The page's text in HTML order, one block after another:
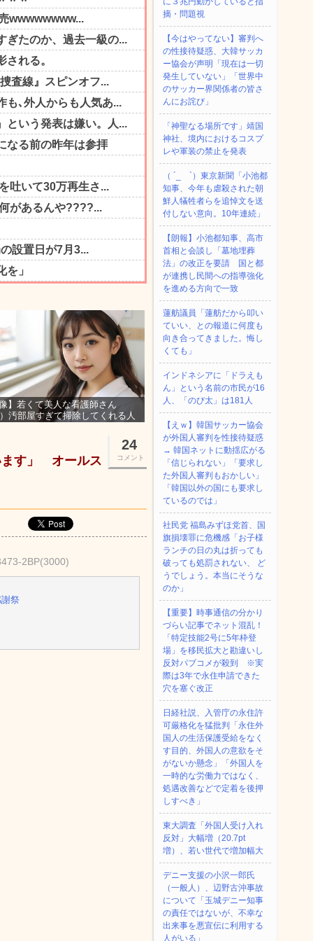
】若くて美人な看護師さん
汚部屋すぎて掃除してくれる人
24
コメント
ます」 オールス
2BP(3000)
祭
摘・問題視
【今はやってない】審判へ
の性接待疑惑、大韓サッカ
ー協会が声明「現在は一切
発生していない」「世界中
のサッカー界関係者の皆さ
んにお詫び」
「神聖なる場所です」靖国
神社、境内におけるコスプ
レや軍装の禁止を発表
（ ´_ゝ`）東京新聞「小池都
知事、今年も虐殺された朝
鮮人犠牲者らを追悼文を送
付しない意向。10年連続」
【朗報】小池都知事、高市
首相と会談し「墓地埋葬
法」の改正を要請 国と都
が連携し民間への指導強化
を進める方向で一致
蓮舫議員「蓮舫だから叩い
ていい、との報道に何度も
向き合ってきました。悔し
くても」
インドネシアに「ドラえも
ん」という名前の市民が16
人、「のび太」は181人
【えｗ】韓国サッカー協会
が外国人審判を性接待疑惑
→ 韓国ネットに動揺広がる
「信じられない」「要求し
た外国人審判もおかしい」
「韓国以外の国にも要求し
ているのでは」
社民党 福島みずほ党首、国
旗損壊罪に危機感「お子様
ランチの日の丸は折っても
破っても処罰されない、 ど
うでしょう。本当にそうな
のか」
【重要】時事通信の分かり
づらい記事でネット混乱！
「特定技能2号に5年枠登
場」を移民拡大と勘違いし
反対パブコメが殺到 ※実
際は3年で永住申請できた
穴を塞ぐ改正
日経社説、入管庁の永住許
可厳格化を猛批判「永住外
国人の生活保護受給をなく
す目的、外国人の意欲をそ
がないか懸念」「外国人を
一時的な労働力ではなく、
処遇改善などで定着を後押
しすべき」
東大調査「外国人受け入れ
反対」大幅増（20.7pt
増）、若い世代で増加幅大
デニー支援の小沢一郎氏
（一般人）、辺野古沖事故
について「玉城デニー知事
の責任ではないが、不幸な
出来事を悪宣伝に利用する
人がいる」